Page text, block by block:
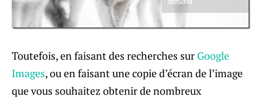
Toutefois, en faisant des recherches sur Google
Images, ou en faisant une copie d’écran de l’image
que vous souhaitez obtenir de nombreux